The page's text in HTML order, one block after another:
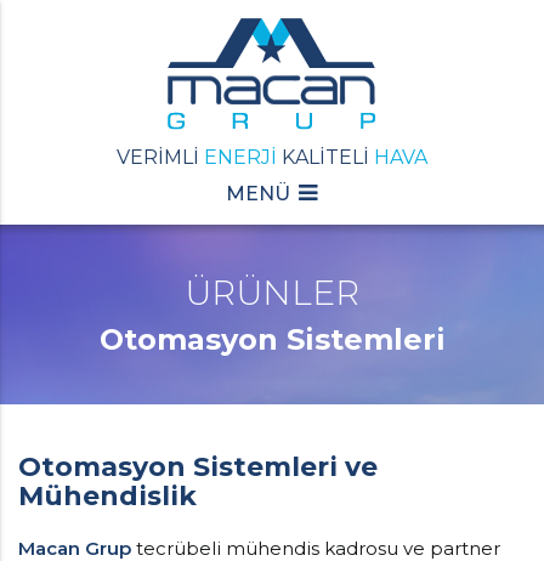
VERİMLİ ENERJİ KALİTELİ HAVA
MENÜ
ÜRÜNLER
Otomasyon Sistemleri
Otomasyon Sistemleri ve
Mühendislik
Macan Grup tecrübeli mühendis kadrosu ve partner